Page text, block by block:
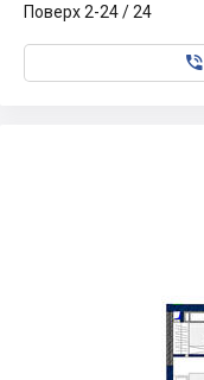
Поверх 2-24 / 24
